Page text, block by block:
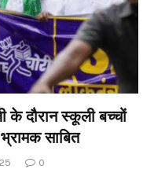
के दौरान स्कूली बच्चों
भ्रामक साबित
0